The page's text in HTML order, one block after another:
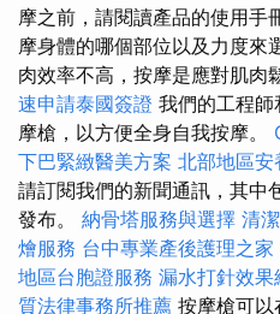
摩之前，請閱讀產品的使用手
摩身體的哪個部位以及力度來
肉效率不高，按摩是應對肌
速申請泰國簽證 我們的工程
摩槍，以方便全身自我按摩。
下巴緊緻醫美方案 北部地區安
請訂閱我們的新聞通訊，其中
發布。 納骨塔服務與選擇 清
燴服務 台中專業產後護理之家
地區台胞證服務 漏水打針效果
質法律事務所推薦 按摩槍可以